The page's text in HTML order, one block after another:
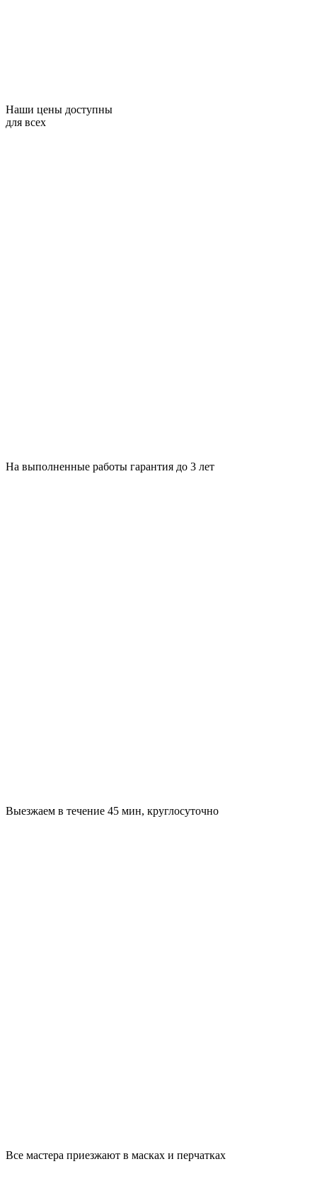
Наши цены доступны
для всех
На выполненные работы гарантия до 3 лет
Выезжаем в течение 45 мин, круглосуточно
Все мастера приезжают в масках и перчатках